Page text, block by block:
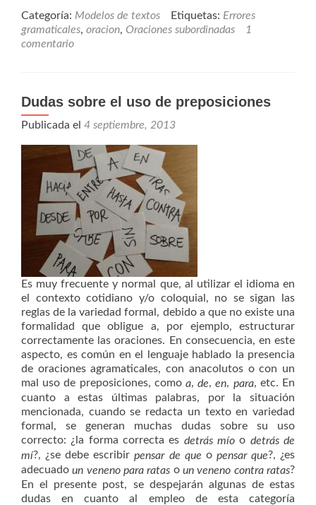
Categoría: Modelos de textos Etiquetas: Errores
gramaticales, oracion, Oraciones subordinadas
1
comentario
Dudas sobre el uso de preposiciones
Publicada el 4 septiembre, 2013
Es muy frecuente y normal que, al utilizar el idioma en
el contexto cotidiano y/o coloquial, no se sigan las
reglas de la variedad formal, debido a que no existe una
formalidad que obligue a, por ejemplo, estructurar
correctamente las oraciones. En consecuencia, en este
aspecto, es común en el lenguaje hablado la presencia
de oraciones agramaticales, con anacolutos o con un
mal uso de preposiciones, como a,de,en, para, etc. En
cuanto a estas últimas palabras, por la situación
mencionada, cuando se redacta un texto en variedad
formal, se generan muchas dudas sobre su uso
correcto: ¿la forma correcta es detrás mío o detrás de
mí?, ¿se debe escribirpensar de que o pensar que?, ¿es
adecuadoun veneno para ratas oun veneno contra ratas?
En el presente post, se despejarán algunas de estas
dudas en cuanto al empleo de esta categoría